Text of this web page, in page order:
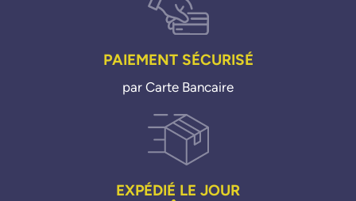
PAIEMENT SÉCURISÉ
par Carte Bancaire
EXPÉDIÉ LE JOUR